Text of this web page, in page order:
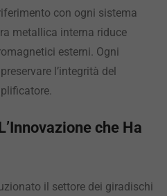
con ogni sistema
metallica interna riduce
esterni. Ogni
l’integrità del
che Ha
il settore dei giradischi